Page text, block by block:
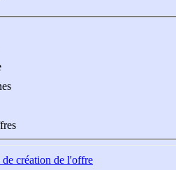
création de l'offre